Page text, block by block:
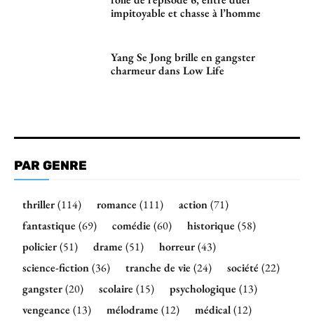
impitoyable et chasse à l’homme
Yang Se Jong brille en gangster
charmeur dans Low Life
PAR GENRE
thriller(114) romance (111) action(71)
fantastique (69) comédie (60) historique (58)
policier(51) drame (51) horreur(43)
science-fiction(36) tranche de vie (24) société (22)
gangster(20) scolaire (15) psychologique (13)
vengeance (13) mélodrame (12) médical(12)